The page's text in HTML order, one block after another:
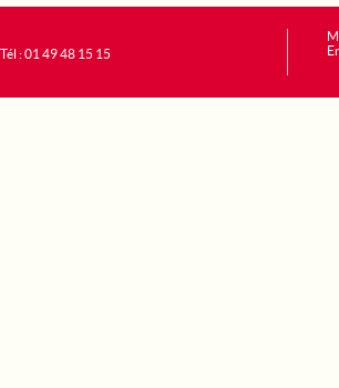
Tél : 01 49 48 15 15